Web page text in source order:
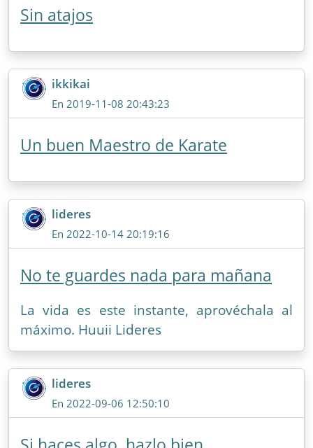
Sin atajos
ikkikai
En 2019-11-08 20:43:23
Un buen Maestro de Karate
lideres
En 2022-10-14 20:19:16
No te guardes nada para mañana
La vida es este instante, aprovéchala al
máximo. Huuii Lideres
lideres
En 2022-09-06 12:50:10